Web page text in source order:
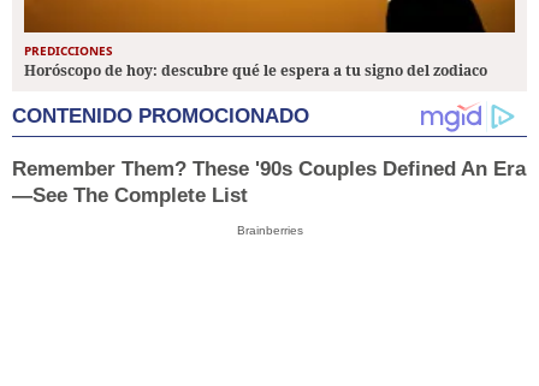
PREDICCIONES
Horóscopo de hoy: descubre qué le espera a tu signo del zodiaco
CONTENIDO PROMOCIONADO
Remember Them? These '90s Couples Defined An Era
—See The Complete List
Brainberries